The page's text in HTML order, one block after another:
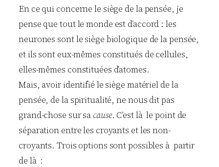
En ce qui concerne le siège de la pensée, je
pense que tout le monde est d’accord : les
neurones sont le siège biologique de la pensée,
et ils sont eux-mêmes constitués de cellules,
elles-mêmes constituées d’atomes.
Mais, avoir identifié le siège matériel de la
pensée, de la spiritualité, ne nous dit pas
grand-chose sur sa cause. C’est là le point de
séparation entre les croyants et les non-
croyants. Trois options sont possibles à partir
de là :